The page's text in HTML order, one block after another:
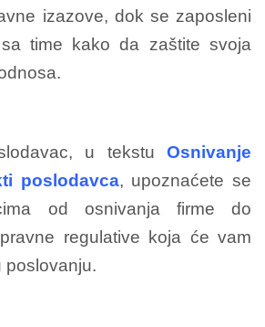
izazove, dok se zaposleni
time kako da zaštite svoja
u tekstu Osnivanje
poslodavca, upoznaćete se
od osnivanja firme do
regulative koja će vam
poslovanju.